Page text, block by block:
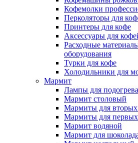
Кофемолки
Перколяторы для
Принтеры для кофе
Аксессуары для
Расходные
оборудования
Турки для кофе
Холодильники для
Мармит
Лампы для
Мармит столовый
Мармиты для
Мармиты для
Мармит водяной
Мармит для